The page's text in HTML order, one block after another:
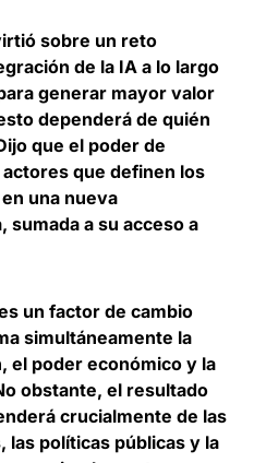
sobre un reto
de la IA a lo largo
generar mayor valor
dependerá de quién
que el poder de
que definen los
una nueva
, sumada a su acceso a
un factor de cambio
simultáneamente la
el poder económico y la
obstante, el resultado
crucialmente de las
las políticas públicas y la